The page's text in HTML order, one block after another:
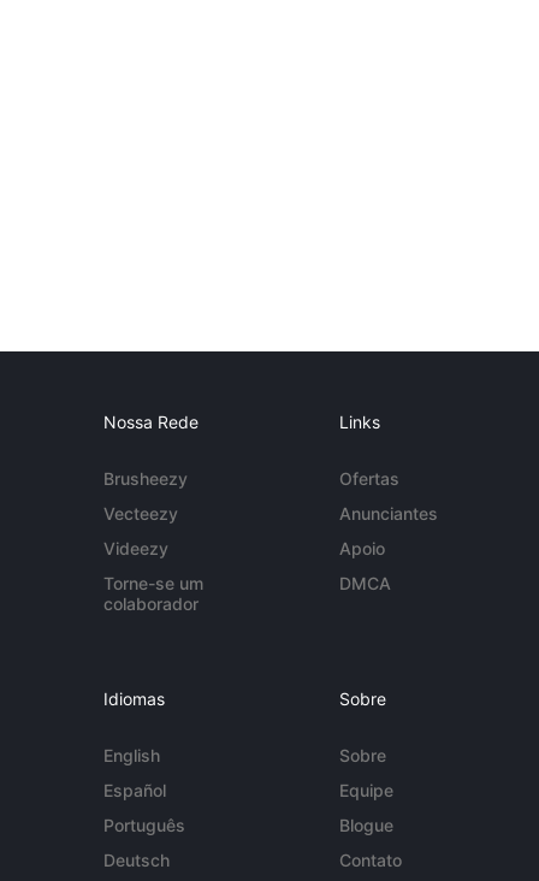
Nossa Rede
Brusheezy
Vecteezy
Videezy
Torne-se um
colaborador
Links
Ofertas
Anunciantes
Apoio
DMCA
Idiomas
English
Español
Português
Deutsch
Sobre
Sobre
Equipe
Blogue
Contato